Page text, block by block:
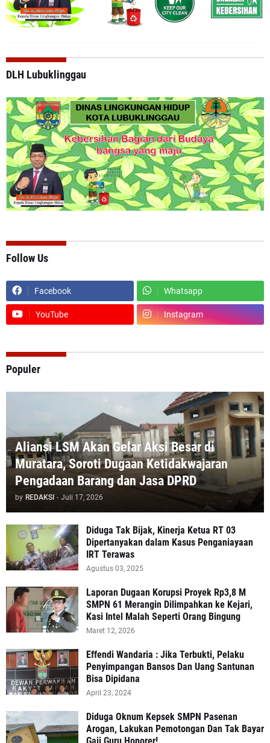
DLH Lubuklinggau
Follow Us
Facebook Whatsapp
YouTube Instagram
Populer
Aliansi LSM Akan Gelar Aksi Besar di
Muratara, Soroti Dugaan Ketidakwajaran
Pengadaan Barang dan Jasa DPRD
by REDAKSI - Juli 17, 2026
Diduga Tak Bijak, Kinerja Ketua RT 03
Dipertanyakan dalam Kasus Penganiayaan
IRT Terawas
Agustus 03, 2025
‎Laporan Dugaan Korupsi Proyek Rp3,8 M
SMPN 61 Merangin Dilimpahkan ke Kejari,
Kasi Intel Malah Seperti Orang Bingung
Maret 12, 2026
Effendi Wandaria : Jika Terbukti, Pelaku
Penyimpangan Bansos Dan Uang Santunan
Bisa Dipidana
April 23, 2024
Diduga Oknum Kepsek SMPN Pasenan
Arogan, Lakukan Pemotongan Dan Tak Bayar